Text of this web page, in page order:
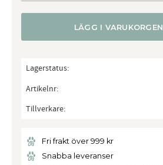
LÄGG I VARUKORGEN
Lagerstatus
Artikelnr
Tillverkare
Fri frakt över 999 kr
Snabba leveranser